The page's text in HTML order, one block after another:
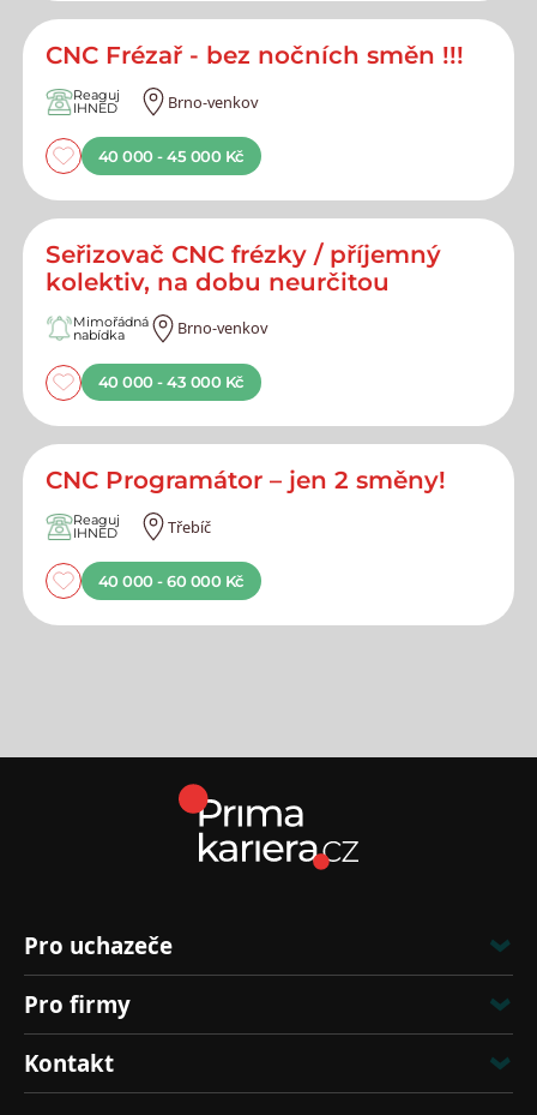
CNC Frézař - bez nočních směn !!!
Reaguj
IHNED Brno-venkov
40 000 - 45 000 Kč
Seřizovač CNC frézky / příjemný
kolektiv, na dobu neurčitou
Mimořádná
nabídka Brno-venkov
40 000 - 43 000 Kč
CNC Programátor – jen 2 směny!
Reaguj
IHNED Třebíč
40 000 - 60 000 Kč
Pro uchazeče
Pro firmy
Kontakt